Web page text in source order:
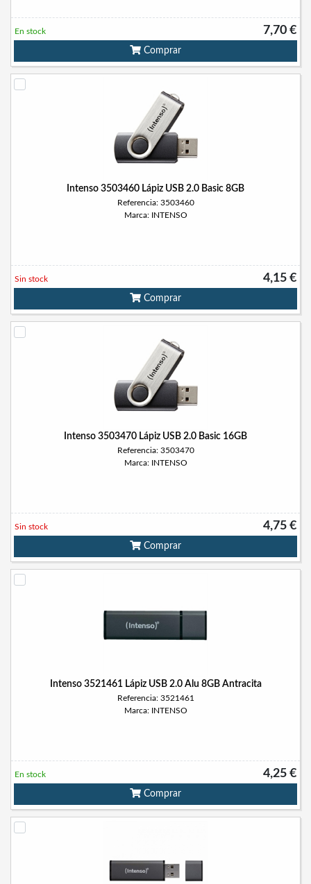
7,70 €
En stock
Comprar
Intenso 3503460 Lápiz USB 2.0 Basic 8GB
Referencia: 3503460
Marca: INTENSO
4,15 €
Sin stock
Comprar
Intenso 3503470 Lápiz USB 2.0 Basic 16GB
Referencia: 3503470
Marca: INTENSO
4,75 €
Sin stock
Comprar
Intenso 3521461 Lápiz USB 2.0 Alu 8GB Antracita
Referencia: 3521461
Marca: INTENSO
4,25 €
En stock
Comprar